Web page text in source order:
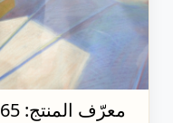
معرّف المنتج: 1565